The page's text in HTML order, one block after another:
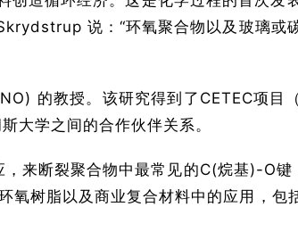
说：“环氧聚合物以及玻璃或
的教授。该研究得到了CETEC项目
大学之间的合作伙伴关系。
来断裂聚合物中最常见的C(烷基)-O
树脂以及商业复合材料中的应用，包